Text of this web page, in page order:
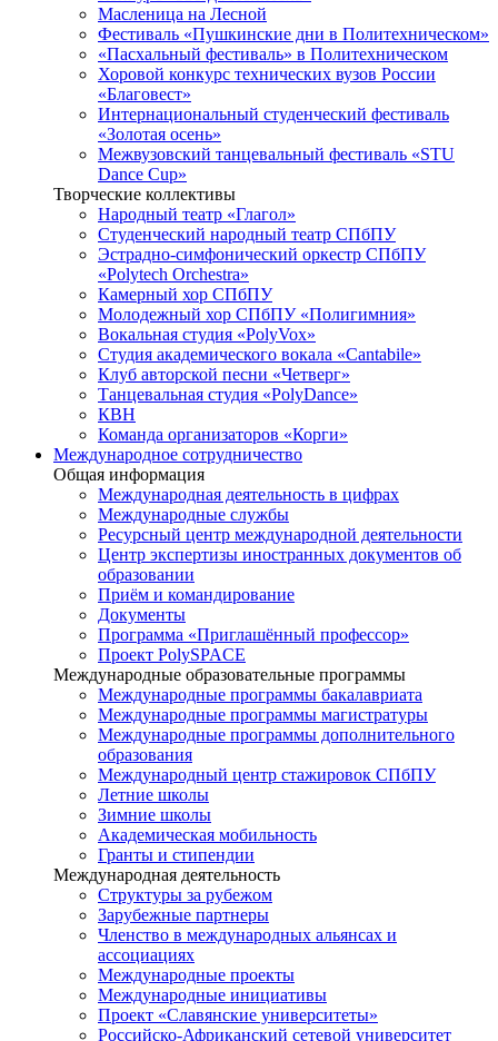
Масленица на Лесной
Фестиваль «Пушкинские дни в Политехническом»
«Пасхальный фестиваль» в Политехническом
Хоровой конкурс технических вузов России
«Благовест»
Интернациональный студенческий фестиваль
«Золотая осень»
Межвузовский танцевальный фестиваль «STU
Dance Cup»
Творческие коллективы
Народный театр «Глагол»
Студенческий народный театр СПбПУ
Эстрадно-симфонический оркестр СПбПУ
«Polytech Orchestra»
Камерный хор СПбПУ
Молодежный хор СПбПУ «Полигимния»
Вокальная студия «PolyVox»
Студия академического вокала «Cantabile»
Клуб авторской песни «Четверг»
Танцевальная студия «PolyDance»
КВН
Команда организаторов «Корги»
Международное сотрудничество
Общая информация
Международная деятельность в цифрах
Международные службы
Ресурсный центр международной деятельности
Центр экспертизы иностранных документов об
образовании
Приём и командирование
Документы
Программа «Приглашённый профессор»
Проект PolySPACE
Международные образовательные программы
Международные программы бакалавриата
Международные программы магистратуры
Международные программы дополнительного
образования
Международный центр стажировок СПбПУ
Летние школы
Зимние школы
Академическая мобильность
Гранты и стипендии
Международная деятельность
Структуры за рубежом
Зарубежные партнеры
Членство в международных альянсах и
ассоциациях
Международные проекты
Международные инициативы
Проект «Славянские университеты»
Российско-Африканский сетевой университет